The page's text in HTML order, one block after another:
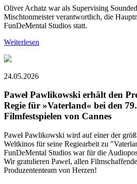
Oliver Achatz war als Supervising
Mischtonmeister verantwortlich, die
FunDeMental Studios statt.
Weiterlesen
24.05.2026
Paweł Pawlikowski erhält den
Regie für »Vaterland« bei den
Filmfestspielen von Cannes
Paweł Pawlikowski wird auf einer der
Weltkinos für seine Regiearbeit zu
FunDeMental Studios war für die
Wir gratulieren Pawel, allen
Produzententeam von Herzen!